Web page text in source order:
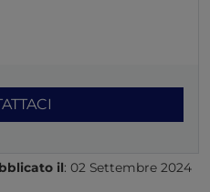
il: 02 Settembre 2024